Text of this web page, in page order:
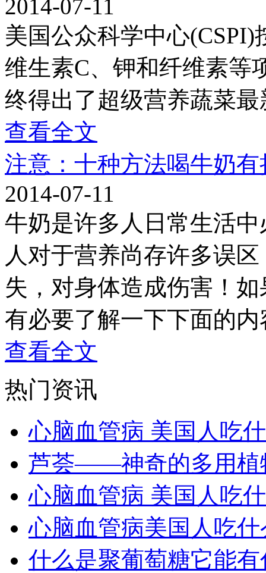
2014-07-11
美国公众科学中心
维生素C、钾和纤维素等
终得出了超级营养蔬菜
查看全文
注意：十种方法喝牛奶有
2014-07-11
牛奶是许多人日常生活
人对于营养尚存许多误
失，对身体造成伤害！
有必要了解一下下面的内
查看全文
热门资讯
心脑血管病 美国人吃
芦荟——神奇的多用植
心脑血管病 美国人吃
心脑血管病美国人吃什
什么是聚葡萄糖它能